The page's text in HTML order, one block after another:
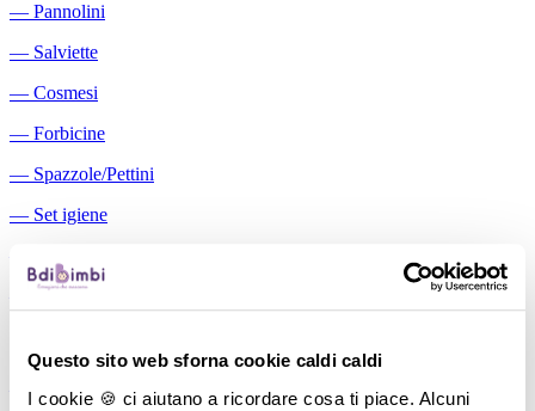
Questo sito web sforna cookie caldi caldi
I cookie 🍪 ci aiutano a ricordare cosa ti piace. Alcuni
― Pannolini
― Salviette
― Cosmesi
― Forbicine
― Spazzole/Pettini
― Set igiene
Aspiratori nasali manuali
―
Cuscini allattamento